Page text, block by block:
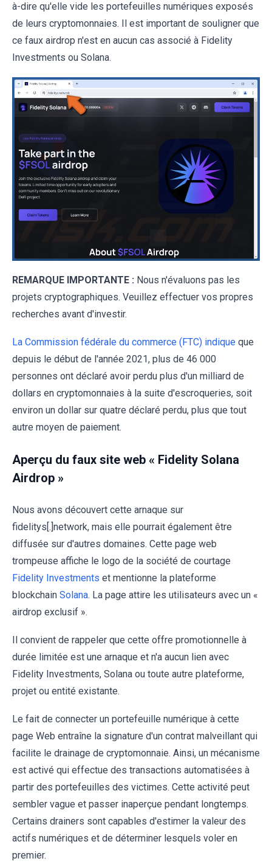
à-dire qu'elle vide les portefeuilles numériques exposés
de leurs cryptomonnaies. Il est important de souligner que
ce faux airdrop n'est en aucun cas associé à Fidelity
Investments ou Solana.
REMARQUE IMPORTANTE : Nous n'évaluons pas les
projets cryptographiques. Veuillez effectuer vos propres
recherches avant d'investir.
La Commission fédérale du commerce (FTC) indique que
depuis le début de l'année 2021, plus de 46 000
personnes ont déclaré avoir perdu plus d'un milliard de
dollars en cryptomonnaies à la suite d'escroqueries, soit
environ un dollar sur quatre déclaré perdu, plus que tout
autre moyen de paiement.
Aperçu du faux site web « Fidelity Solana
Airdrop »
Nous avons découvert cette arnaque sur
fidelitys[.]network, mais elle pourrait également être
diffusée sur d'autres domaines. Cette page web
trompeuse affiche le logo de la société de courtage
Fidelity Investments et mentionne la plateforme
blockchain Solana. La page attire les utilisateurs avec un «
airdrop exclusif ».
Il convient de rappeler que cette offre promotionnelle à
durée limitée est une arnaque et n'a aucun lien avec
Fidelity Investments, Solana ou toute autre plateforme,
projet ou entité existante.
Le fait de connecter un portefeuille numérique à cette
page Web entraîne la signature d'un contrat malveillant qui
facilite le drainage de cryptomonnaie. Ainsi, un mécanisme
est activé qui effectue des transactions automatisées à
partir des portefeuilles des victimes. Cette activité peut
sembler vague et passer inaperçue pendant longtemps.
Certains drainers sont capables d'estimer la valeur des
actifs numériques et de déterminer lesquels voler en
premier.